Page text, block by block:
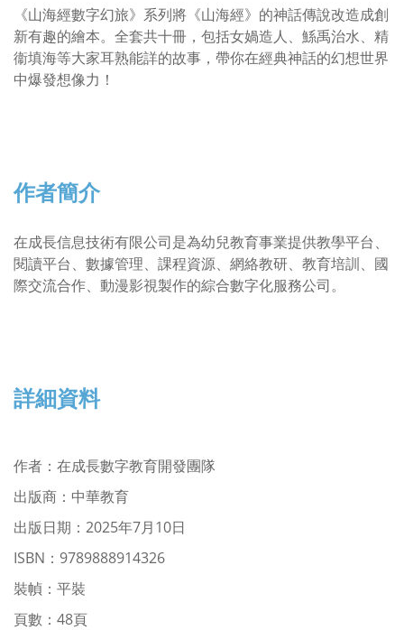
《山海經數字幻旅》系列將《山海經》的神話傳說改造成創
新有趣的繪本。全套共十冊，包括女媧造人、鯀禹治水、精
衞填海等大家耳熟能詳的故事，帶你在經典神話的幻想世界
中爆發想像力！
作者簡介
在成長信息技術有限公司是為幼兒教育事業提供教學平台、
閱讀平台、數據管理、課程資源、網絡教研、教育培訓、國
際交流合作、動漫影視製作的綜合數字化服務公司。
詳細資料
作者 ： 在成長數字教育開發團隊
出版商：中華教育
出版日期：2025年7月10日
ISBN：9789888914326
裝幀：平裝
頁數：48頁